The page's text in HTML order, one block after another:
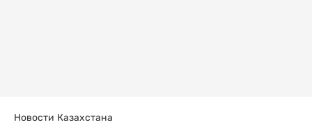
Новости Казахстана